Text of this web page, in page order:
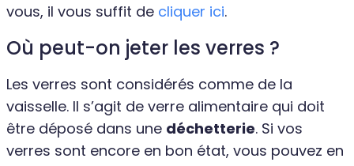
vous, il vous suffit de cliquer ici.
Où peut-on jeter les verres ?
Les verres sont considérés comme de la
vaisselle. Il s’agit de verre alimentaire qui doit
être déposé dans une déchetterie. Si vos
verres sont encore en bon état, vous pouvez en